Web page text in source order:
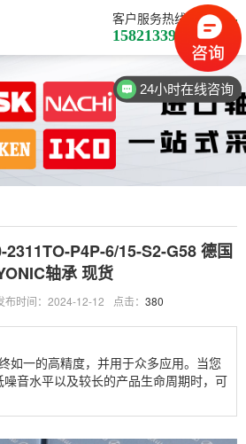
客户服务热线
15821339710
2311TO-P4P-6/15-S2-G58 德国
轴承 现货
布时间：2024-12-12 点击： 380
如一的高精度，并用于众多应用。当您
音水平以及较长的产品生命周期时，可
24小时在线咨询